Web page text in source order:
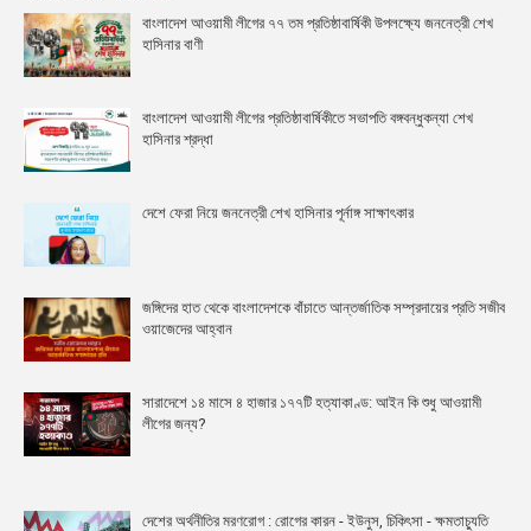
বাংলাদেশ আওয়ামী লীগের ৭৭ তম প্রতিষ্ঠাবার্ষিকী উপলক্ষ্যে জননেত্রী শেখ
হাসিনার বাণী
বাংলাদেশ আওয়ামী লীগের প্রতিষ্ঠাবার্ষিকীতে সভাপতি বঙ্গবন্ধুকন্যা শেখ
হাসিনার শ্রদ্ধা
দেশে ফেরা নিয়ে জননেত্রী শেখ হাসিনার পূর্নাঙ্গ সাক্ষাৎকার
জঙ্গিদের হাত থেকে বাংলাদেশকে বাঁচাতে আন্তর্জাতিক সম্প্রদায়ের প্রতি সজীব
ওয়াজেদের আহ্বান
সারাদেশে ১৪ মাসে ৪ হাজার ১৭৭টি হত্যাকাণ্ড: আইন কি শুধু আওয়ামী
লীগের জন্য?
দেশের অর্থনীতির মরণরোগ : রোগের কারন - ইউনুস, চিকিৎসা - ক্ষমতাচ্যুতি